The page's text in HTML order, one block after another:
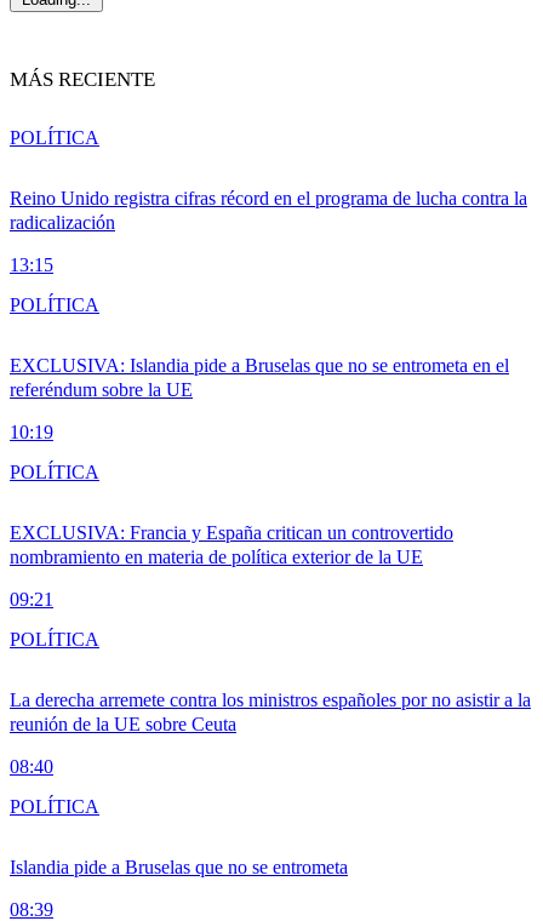
MÁS RECIENTE
Reino Unido registra cifras récord en el programa de lucha contra la
radicalización
13:15
POLÍTICA
EXCLUSIVA: Islandia pide a Bruselas que no se entrometa en el
referéndum sobre la UE
10:19
POLÍTICA
EXCLUSIVA: Francia y España critican un controvertido
nombramiento en materia de política exterior de la UE
09:21
POLÍTICA
La derecha arremete contra los ministros españoles por no asistir a la
reunión de la UE sobre Ceuta
08:40
POLÍTICA
Islandia pide a Bruselas que no se entrometa
08:39
POLÍTICA